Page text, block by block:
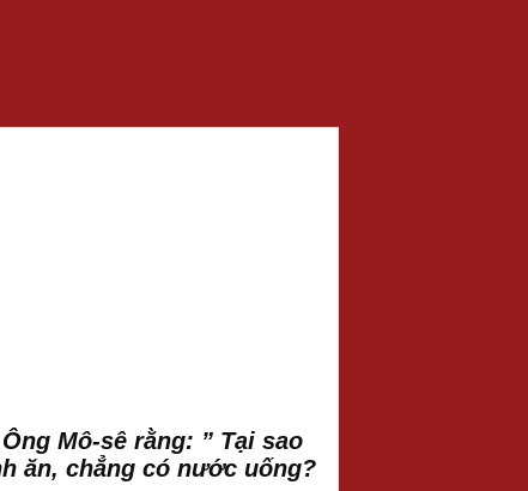
Mô-sê rằng: ” Tại sao
ăn, chẳng có nước uống?